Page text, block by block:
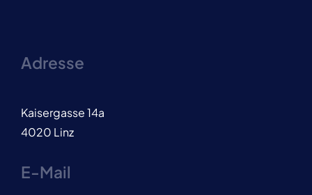
Adresse
Kaisergasse 14a
4020 Linz
E-Mail